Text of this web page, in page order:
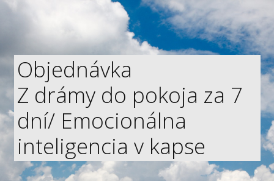
Objednávka
Z drámy do pokoja za 7
dní/ Emocionálna
inteligencia v kapse